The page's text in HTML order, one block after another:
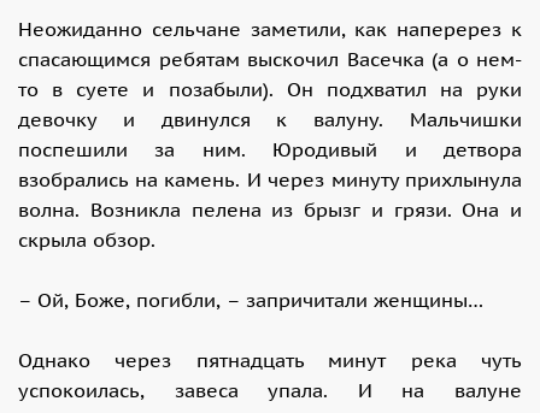
Неожиданно сельчане заметили, как наперерез к
спасающимся ребятам выскочил Васечка (а о нем-
то в суете и позабыли). Он подхватил на руки
девочку и двинулся к валуну. Мальчишки
поспешили за ним. Юродивый и детвора
взобрались на камень. И через минуту прихлынула
волна. Возникла пелена из брызг и грязи. Она и
скрыла обзор.
– Ой, Боже, погибли, – запричитали женщины…
Однако через пятнадцать минут река чуть
успокоилась, завеса упала. И на валуне